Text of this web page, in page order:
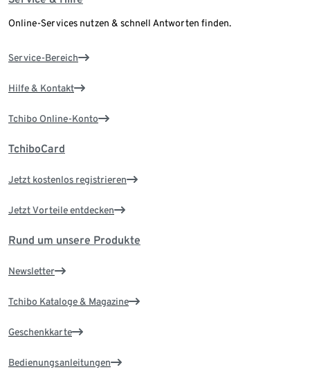
Online-Services nutzen & schnell Antworten finden.
Service-Bereich
Hilfe & Kontakt
Tchibo Online-Konto
TchiboCard
Jetzt kostenlos registrieren
Jetzt Vorteile entdecken
Rund um unsere Produkte
Newsletter
Tchibo Kataloge & Magazine
Geschenkkarte
Bedienungsanleitungen